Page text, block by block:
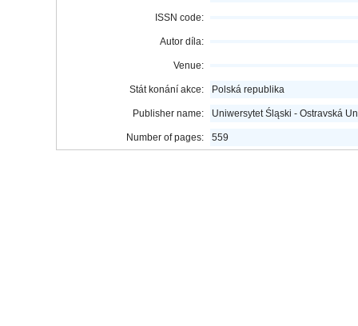
ISSN code:
Autor díla:
Venue:
Stát konání akce: Polská republika
Publisher name: Uniwersytet Śląski - Ostravská
Number of pages: 559